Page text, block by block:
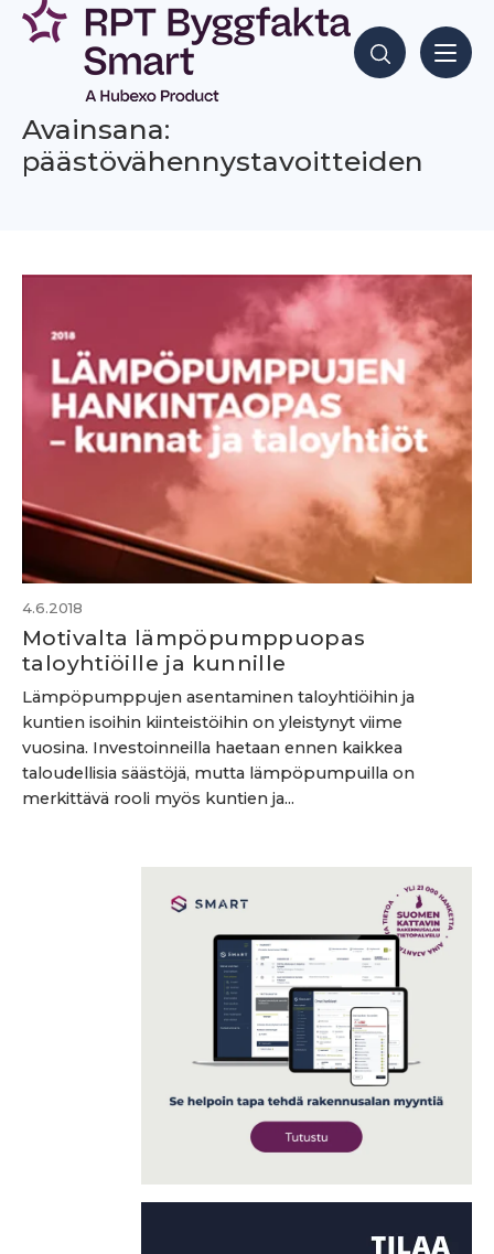
Siirry
sisältöön
Hae sisältöjä
Avainsana:
päästövähennystavoitteiden
4.6.2018
Motivalta lämpöpumppuopas
taloyhtiöille ja kunnille
Lämpöpumppujen asentaminen taloyhtiöihin ja
kuntien isoihin kiinteistöihin on yleistynyt viime
vuosina. Investoinneilla haetaan ennen kaikkea
taloudellisia säästöjä, mutta lämpöpumpuilla on
merkittävä rooli myös kuntien ja...